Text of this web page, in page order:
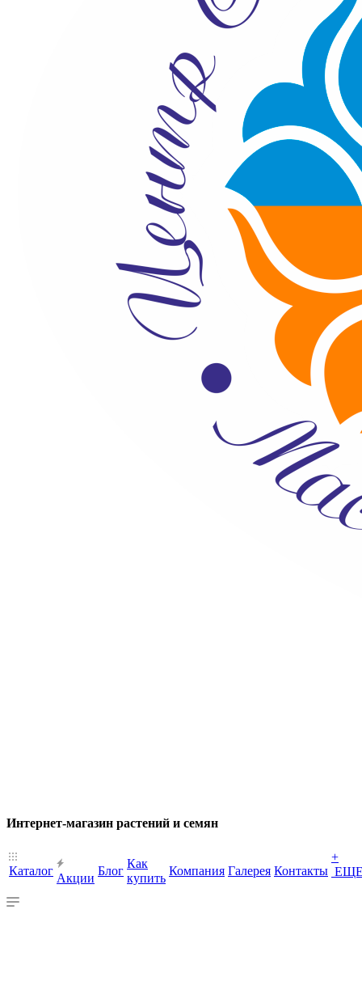
Интернет-магазин растений и семян
Каталог
Акции
Блог
Как
купить
Компания Галерея Контакты
+